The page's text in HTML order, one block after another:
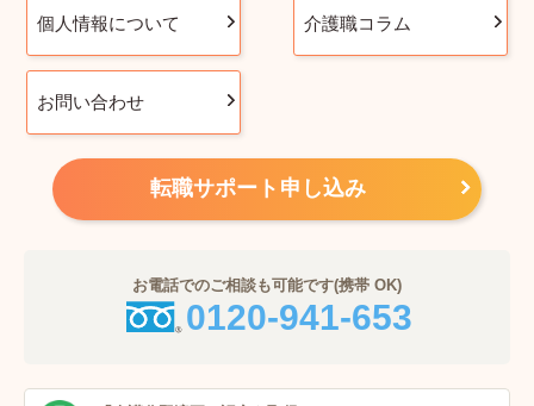
個人情報について 介護職コラム
お問い合わせ
転職サポート申し込み
お電話でのご相談も可能です(携帯 OK)
0120-941-653